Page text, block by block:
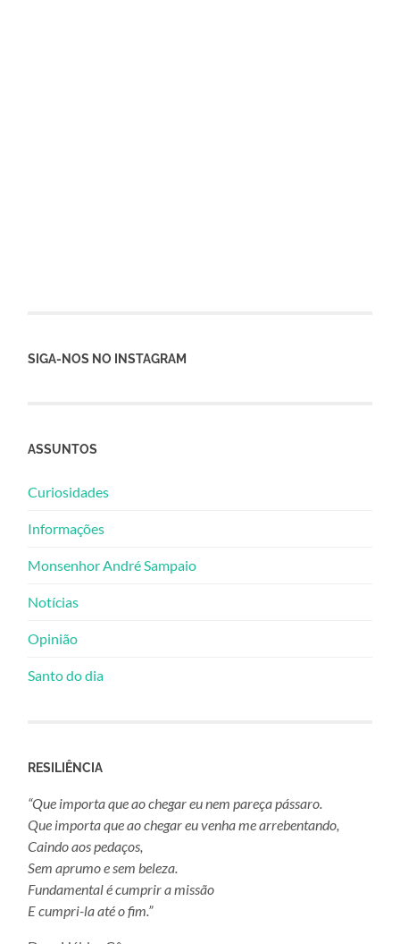
SIGA-NOS NO INSTAGRAM
ASSUNTOS
Curiosidades
Informações
Monsenhor André Sampaio
Notícias
Opinião
Santo do dia
RESILIÊNCIA
“Que importa que ao chegar eu nem pareça pássaro.
Que importa que ao chegar eu venha me arrebentando,
Caindo aos pedaços,
Sem aprumo e sem beleza.
Fundamental é cumprir a missão
E cumpri-la até o fim.”